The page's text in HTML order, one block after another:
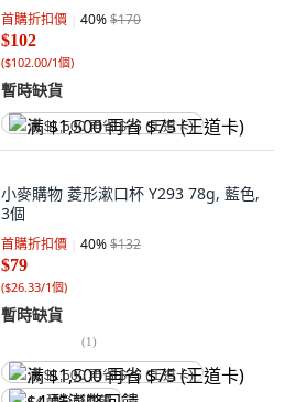
首購折扣價 40%$170
$102
($102.00/1個)
暫時缺貨
满 $1,500 再省 $75 (王道卡)
小麥購物 菱形漱口杯 Y293 78g, 藍色,
3個
首購折扣價 40%$132
$79
($26.33/1個)
暫時缺貨
(1)
满 $1,500 再省 $75 (王道卡)